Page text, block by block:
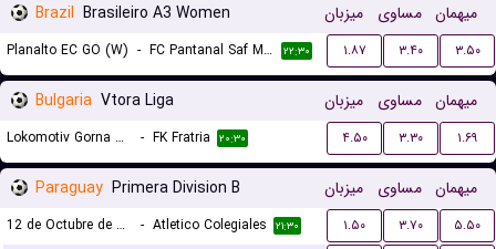
Brazil Brasileiro A3 Women میزبان مساوی میهمان
Planalto EC GO (W) - FC Pantanal Saf MS (W) ۲۲:۳۰ ۱.۸۷ ۳.۴۰ ۳.۵۰
Bulgaria Vtora Liga میزبان مساوی میهمان
Lokomotiv Gorna Oryahovitsa - FK Fratria ۲۰:۳۰ ۴.۵۰ ۳.۳۰ ۱.۶۹
Paraguay Primera Division B میزبان مساوی میهمان
12 de Octubre de San Domingo - Atletico Colegiales ۲۱:۳۰ ۱.۵۰ ۳.۷۰
۵.۵۰